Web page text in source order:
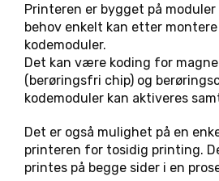
Printeren er bygget på
behov enkelt kan etter
kodemoduler.
Det kan være koding for
(berøringsfri chip) og
kodemoduler kan aktiveres
Det er også mulighet på en
printeren for tosidig printing.
printes på begge sider i en